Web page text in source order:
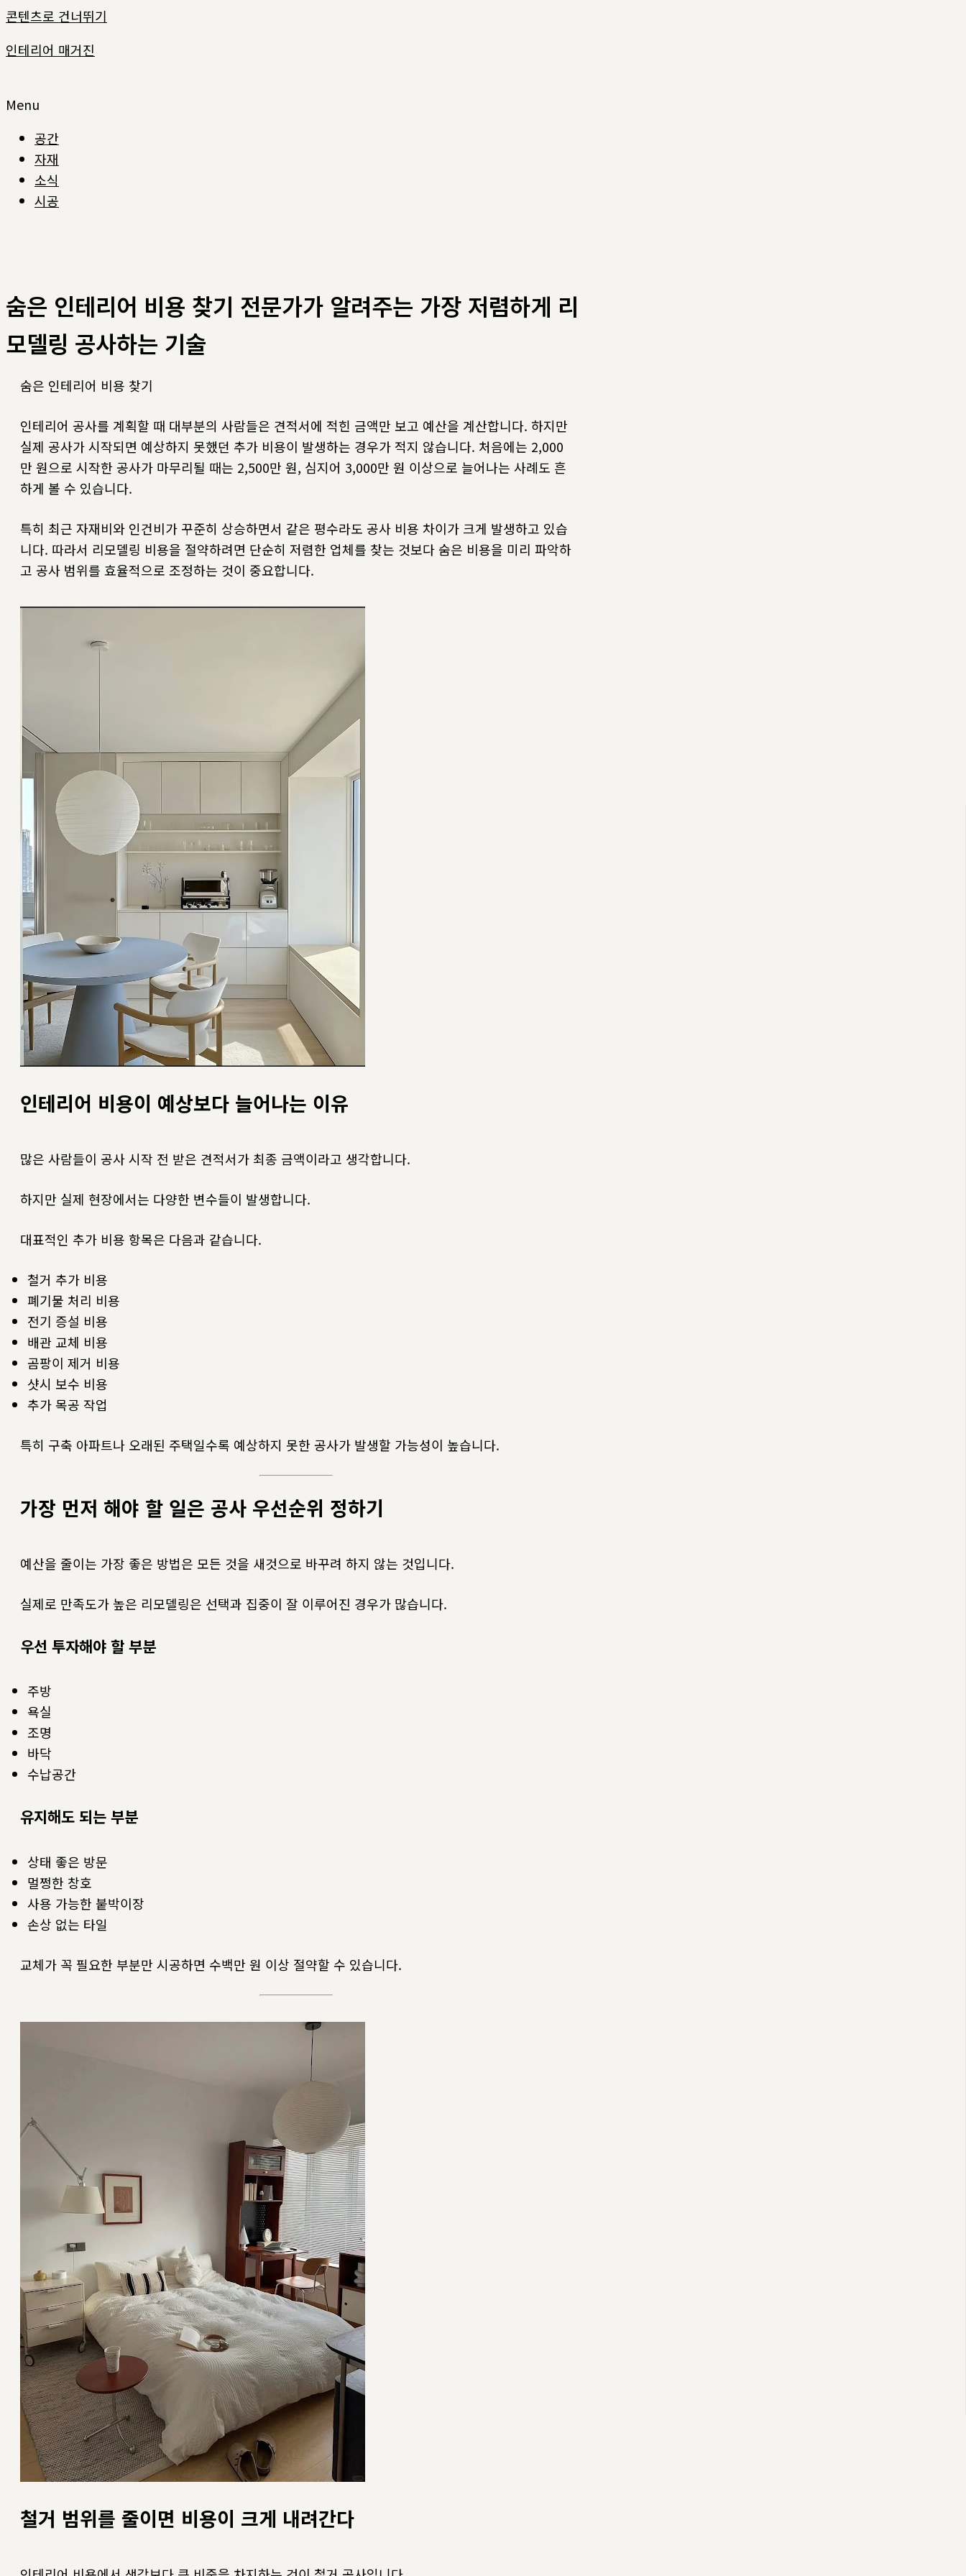
콘텐츠로 건너뛰기
인테리어 매거진
Menu
공간
자재
소식
시공
숨은 인테리어 비용 찾기 전문가가 알려주는 가장 저렴하게 리
모델링 공사하는 기술
숨은 인테리어 비용 찾기
인테리어 공사를 계획할 때 대부분의 사람들은 견적서에 적힌 금액만 보고 예산을 계산합니다. 하지만
실제 공사가 시작되면 예상하지 못했던 추가 비용이 발생하는 경우가 적지 않습니다. 처음에는 2,000
만 원으로 시작한 공사가 마무리될 때는 2,500만 원, 심지어 3,000만 원 이상으로 늘어나는 사례도 흔
하게 볼 수 있습니다.
특히 최근 자재비와 인건비가 꾸준히 상승하면서 같은 평수라도 공사 비용 차이가 크게 발생하고 있습
니다. 따라서 리모델링 비용을 절약하려면 단순히 저렴한 업체를 찾는 것보다 숨은 비용을 미리 파악하
고 공사 범위를 효율적으로 조정하는 것이 중요합니다.
인테리어 비용이 예상보다 늘어나는 이유
많은 사람들이 공사 시작 전 받은 견적서가 최종 금액이라고 생각합니다.
하지만 실제 현장에서는 다양한 변수들이 발생합니다.
대표적인 추가 비용 항목은 다음과 같습니다.
철거 추가 비용
폐기물 처리 비용
전기 증설 비용
배관 교체 비용
곰팡이 제거 비용
샷시 보수 비용
추가 목공 작업
특히 구축 아파트나 오래된 주택일수록 예상하지 못한 공사가 발생할 가능성이 높습니다.
가장 먼저 해야 할 일은 공사 우선순위 정하기
예산을 줄이는 가장 좋은 방법은 모든 것을 새것으로 바꾸려 하지 않는 것입니다.
실제로 만족도가 높은 리모델링은 선택과 집중이 잘 이루어진 경우가 많습니다.
우선 투자해야 할 부분
주방
욕실
조명
바닥
수납공간
유지해도 되는 부분
상태 좋은 방문
멀쩡한 창호
사용 가능한 붙박이장
손상 없는 타일
교체가 꼭 필요한 부분만 시공하면 수백만 원 이상 절약할 수 있습니다.
철거 범위를 줄이면 비용이 크게 내려간다